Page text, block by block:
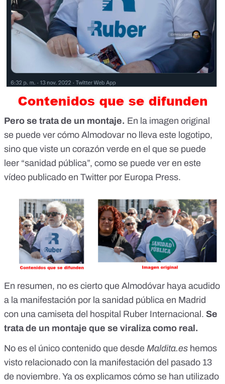
Pero se trata de un montaje. En la imagen original
se puede ver cómo Almodovar no lleva este logotipo,
sino que viste un corazón verde en el que se puede
leer “sanidad pública”, como se puede ver en este
vídeo publicado en Twitter por Europa Press.
En resumen, no es cierto que Almodóvar haya acudido
a la manifestación por la sanidad pública en Madrid
con una camiseta del hospital Ruber Internacional. Se
trata de un montaje que se viraliza como real.
No es el único contenido que desde Maldita.es hemos
visto relacionado con la manifestación del pasado 13
de noviembre. Ya os explicamos cómo se han utilizado